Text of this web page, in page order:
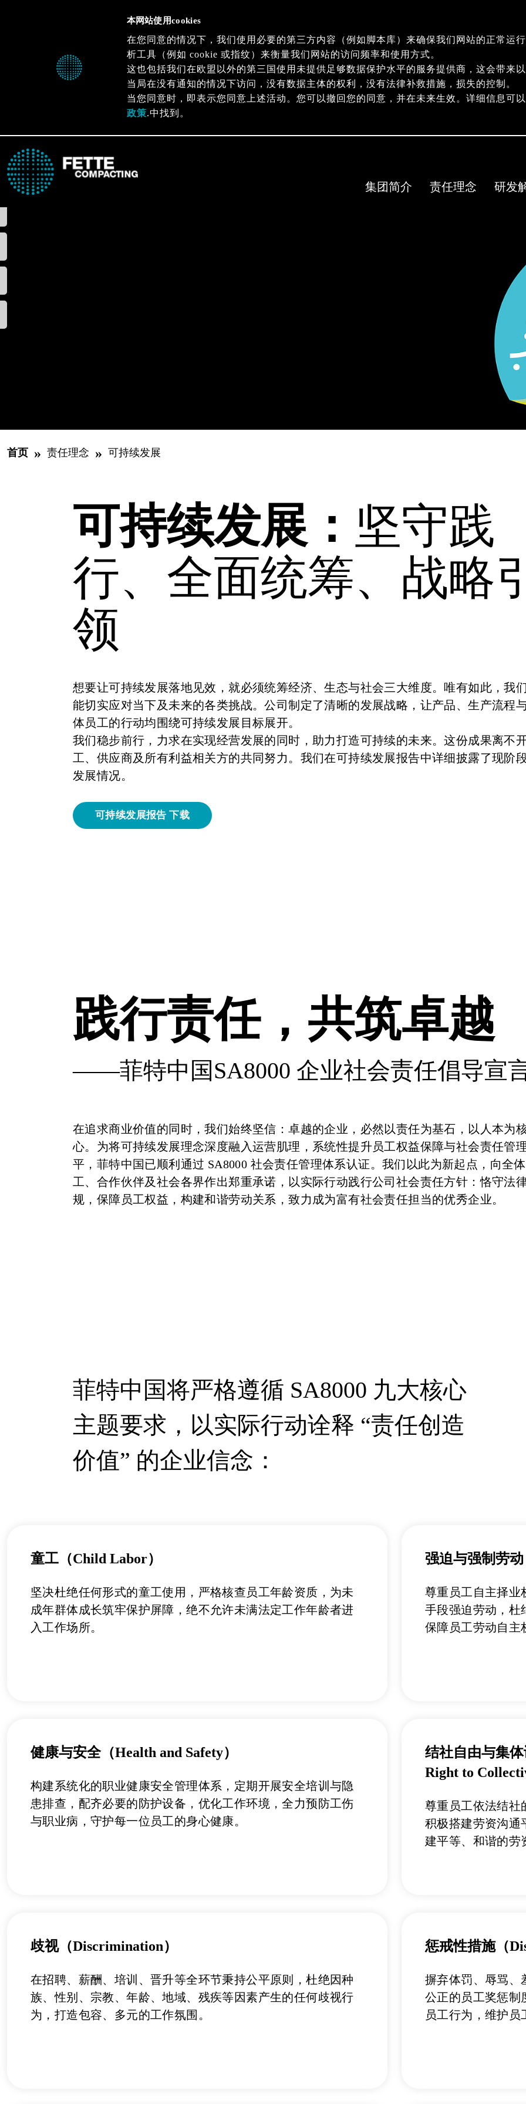
集团简介 责任理念 研发
首页 » 责任理念 » 可持续发展
可持续发展： 坚守践
行、全面统筹、战略
领
想要让可持续发展落地见效，就必须统筹经济、生态与社会三大维度。唯有如此，我
能切实应对当下及未来的各类挑战。公司制定了清晰的发展战略，让产品、生产流程
体员工的行动均围绕可持续发展目标展开。
我们稳步前行，力求在实现经营发展的同时，助力打造可持续的未来。这份成果离不
工、供应商及所有利益相关方的共同努力。我们在可持续发展报告中详细披露了现阶
发展情况。
可持续发展报告 下载
践行责任，共筑卓越
——菲特中国SA8000 企业社会责任倡导宣
在追求商业价值的同时，我们始终坚信：卓越的企业，必然以责任为基石，以人本为
心。为将可持续发展理念深度融入运营肌理，系统性提升员工权益保障与社会责任管
平，菲特中国已顺利通过 SA8000 社会责任管理体系认证。我们以此为新起点，向全
工、合作伙伴及社会各界作出郑重承诺，以实际行动践行公司社会责任方针：恪守法
规，保障员工权益，构建和谐劳动关系，致力成为富有社会责任担当的优秀企业。
菲特中国将严格遵循 SA8000 九大核心
主题要求，以实际行动诠释 “责任创造
价值” 的企业信念：
童工（Child Labor）
坚决杜绝任何形式的童工使用，严格核查员工年龄资质，为未
成年群体成长筑牢保护屏障，绝不允许未满法定工作年龄者进
入工作场所。
健康与安全（Health and Safety）
构建系统化的职业健康安全管理体系，定期开展安全培训与隐
患排查，配齐必要的防护设备，优化工作环境，全力预防工伤
与职业病，守护每一位员工的身心健康。
歧视（Discrimination）
在招聘、薪酬、培训、晋升等全环节秉持公平原则，杜绝因种
族、性别、宗教、年龄、地域、残疾等因素产生的任何歧视行
为，打造包容、多元的工作氛围。
强迫与强制劳动
尊重员工自主择业
手段强迫劳动，杜
保障员工劳动自主
结社自由与集体
Right to
尊重员工依法结社
积极搭建劳资沟通
建平等、和谐的劳
惩戒性措施（
摒弃体罚、辱骂、
公正的员工奖惩制
员工行为，维护员
本网站使用cookies
在您同意的情况下，我们使用必要的第三方内容（例如脚本库）来确保我们网站的正常运
析工具（例如 cookie 或指纹）来衡量我们网站的访问频率和使用方式。
这也包括我们在欧盟以外的第三国使用未提供足够数据保护水平的服务提供商，这会带来
当局在没有通知的情况下访问，没有数据主体的权利，没有法律补救措施，损失的控制。
当您同意时，即表示您同意上述活动。您可以撤回您的同意，并在未来生效。详细信息可
政策.中找到。